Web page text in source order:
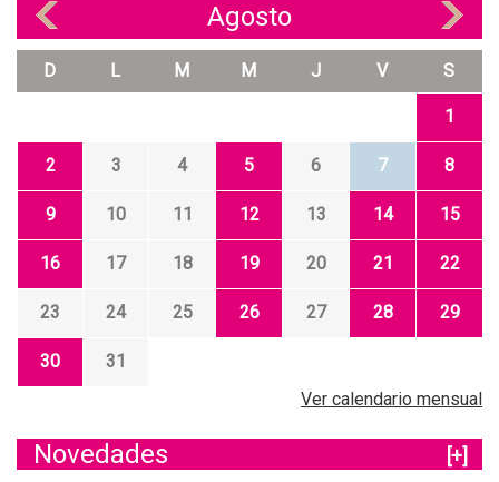
Agosto
D L M M J V S
1
2 3 4 5 6 7 8
9 10 11 12 13 14 15
16 17 18 19 20 21 22
23 24 25 26 27 28 29
30
31
Ver calendario mensual
Novedades
[+]